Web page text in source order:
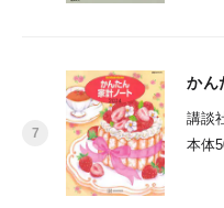
かん
講談
本体